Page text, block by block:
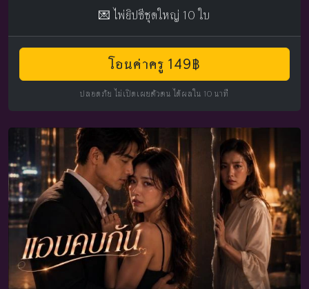
💌 ไพ่ยิปซีชุดใหญ่ 10 ใบ
โอนค่าครู 149฿
ปลอดภัย ไม่เปิดเผยตัวตน ได้ผลใน 10 นาที